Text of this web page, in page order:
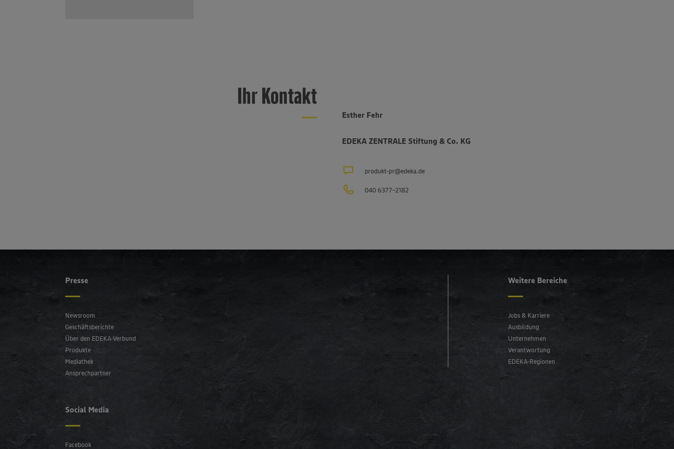
Ihr Kontakt
Esther Fehr
EDEKA ZENTRALE Stiftung & Co. KG
produkt-pr@edeka.de
040 6377-2182
Presse
Newsroom
Geschäftsberichte
Über den EDEKA-Verbund
Produkte
Mediathek
Ansprechpartner
Social Media
Facebook
Weitere Bereiche
Jobs & Karriere
Ausbildung
Unternehmen
Verantwortung
EDEKA-Regionen